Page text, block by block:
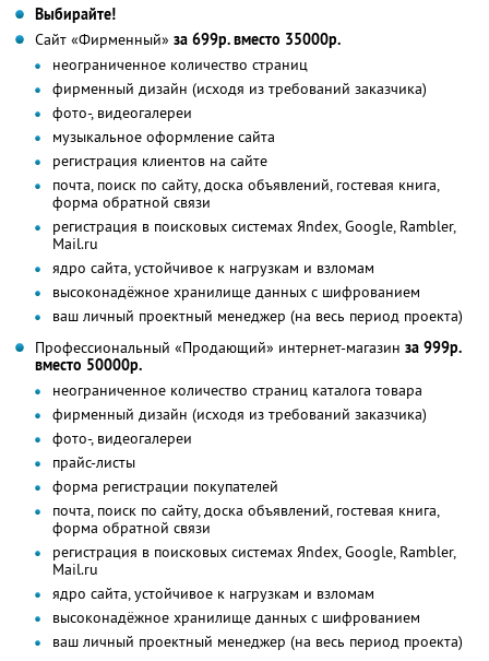
Выбирайте!
Сайт «Фирменный» за 699р. вместо 35000р.
неограниченное количество страниц
фирменный дизайн (исходя из требований заказчика)
фото-, видеогалереи
музыкальное оформление сайта
регистрация клиентов на сайте
почта, поиск по сайту, доска объявлений, гостевая книга,
форма обратной связи
регистрация в поисковых системах Яndex, Google, Rambler,
Mail.ru
ядро сайта, устойчивое к нагрузкам и взломам
высоконадёжное хранилище данных с шифрованием
ваш личный проектный менеджер (на весь период проекта)
Профессиональный «Продающий» интернет-магазин за 999р.
вместо 50000р.
неограниченное количество страниц каталога товара
фирменный дизайн (исходя из требований заказчика)
фото-, видеогалереи
прайс-листы
форма регистрации покупателей
почта, поиск по сайту, доска объявлений, гостевая книга,
форма обратной связи
регистрация в поисковых системах Яndex, Google, Rambler,
Mail.ru
ядро сайта, устойчивое к нагрузкам и взломам
высоконадёжное хранилище данных с шифрованием
ваш личный проектный менеджер (на весь период проекта)